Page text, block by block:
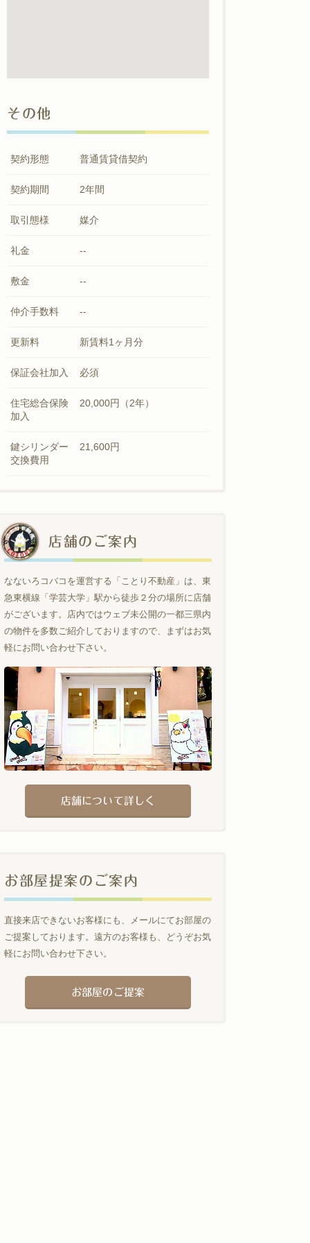
その他
契約形態 普通賃貸借契約
契約期間 2年間
取引態様 媒介
礼金 --
敷金 --
仲介手数料 --
更新料 新賃料1ヶ月分
保証会社加入 必須
住宅総合保険
加入
20,000円（2年）
鍵シリンダー
交換費用
21,600円
店舗のご案内
なないろコバコを運営する「ことり不動産」は、東
急東横線「学芸大学」駅から徒歩２分の場所に店舗
がございます。店内ではウェブ未公開の一都三県内
の物件を多数ご紹介しておりますので、まずはお気
軽にお問い合わせ下さい。
店舗について詳しく
お部屋提案のご案内
直接来店できないお客様にも、メールにてお部屋の
ご提案しております。遠方のお客様も、どうぞお気
軽にお問い合わせ下さい。
お部屋のご提案